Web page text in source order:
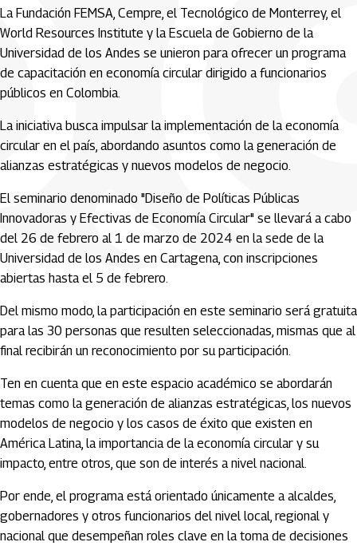
La Fundación FEMSA, Cempre, el Tecnológico de Monterrey, el
World Resources Institute y la Escuela de Gobierno de la
Universidad de los Andes se unieron para ofrecer un programa
de capacitación en economía circular dirigido a funcionarios
públicos en Colombia.
La iniciativa busca impulsar la implementación de la economía
circular en el país, abordando asuntos como la generación de
alianzas estratégicas y nuevos modelos de negocio.
El seminario denominado "Diseño de Políticas Públicas
Innovadoras y Efectivas de Economía Circular" se llevará a cabo
del 26 de febrero al 1 de marzo de 2024 en la sede de la
Universidad de los Andes en Cartagena, con inscripciones
abiertas hasta el 5 de febrero.
Del mismo modo, la participación en este seminario será gratuita
para las 30 personas que resulten seleccionadas, mismas que al
final recibirán un reconocimiento por su participación.
Ten en cuenta que en este espacio académico se abordarán
temas como la generación de alianzas estratégicas, los nuevos
modelos de negocio y los casos de éxito que existen en
América Latina, la importancia de la economía circular y su
impacto, entre otros, que son de interés a nivel nacional.
Por ende, el programa está orientado únicamente a alcaldes,
gobernadores y otros funcionarios del nivel local, regional y
nacional que desempeñan roles clave en la toma de decisiones